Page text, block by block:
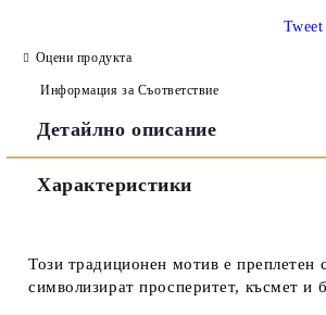
Ние ще се свържем с вас в рамките на
Tweet
Оцени продукта
Информация за Съответствие
Детайлно описание
Характеристики
Този традиционен мотив е преплетен
символизират просперитет, късмет и